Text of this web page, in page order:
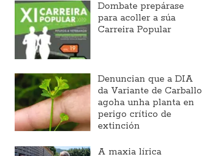
Dombate prepárase
para acoller a súa
Carreira Popular
Denuncian que a DIA
da Variante de Carballo
agoha unha planta en
perigo crítico de
extinción
A maxia lírica